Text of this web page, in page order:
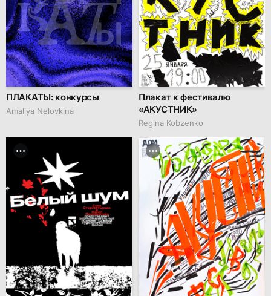
ПЛАКАТЫ: конкурсы
Amaliya Nelovkina
Плакат к фестивалю
«АКУСТНИК»
Regina Kobzenko